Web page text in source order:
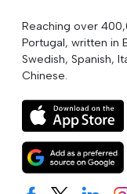
Reaching over
Portugal, written in
Swedish, Spanish,
Chinese.